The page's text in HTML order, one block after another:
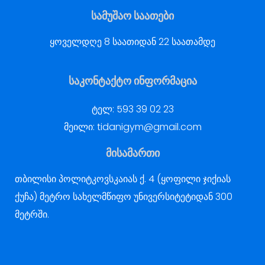
სამუშაო საათები
ყოველდღე 8 საათიდან 22 საათამდე
საკონტაქტო ინფორმაცია
ტელ: 593 39 02 23
მეილი: tidanigym@gmail.com
მისამართი
თბილისი პოლიტკოვსკაიას ქ. 4 (ყოფილი ჯიქიას
ქუჩა) მეტრო სახელმწიფო უნივერსიტეტიდან 300
მეტრში.